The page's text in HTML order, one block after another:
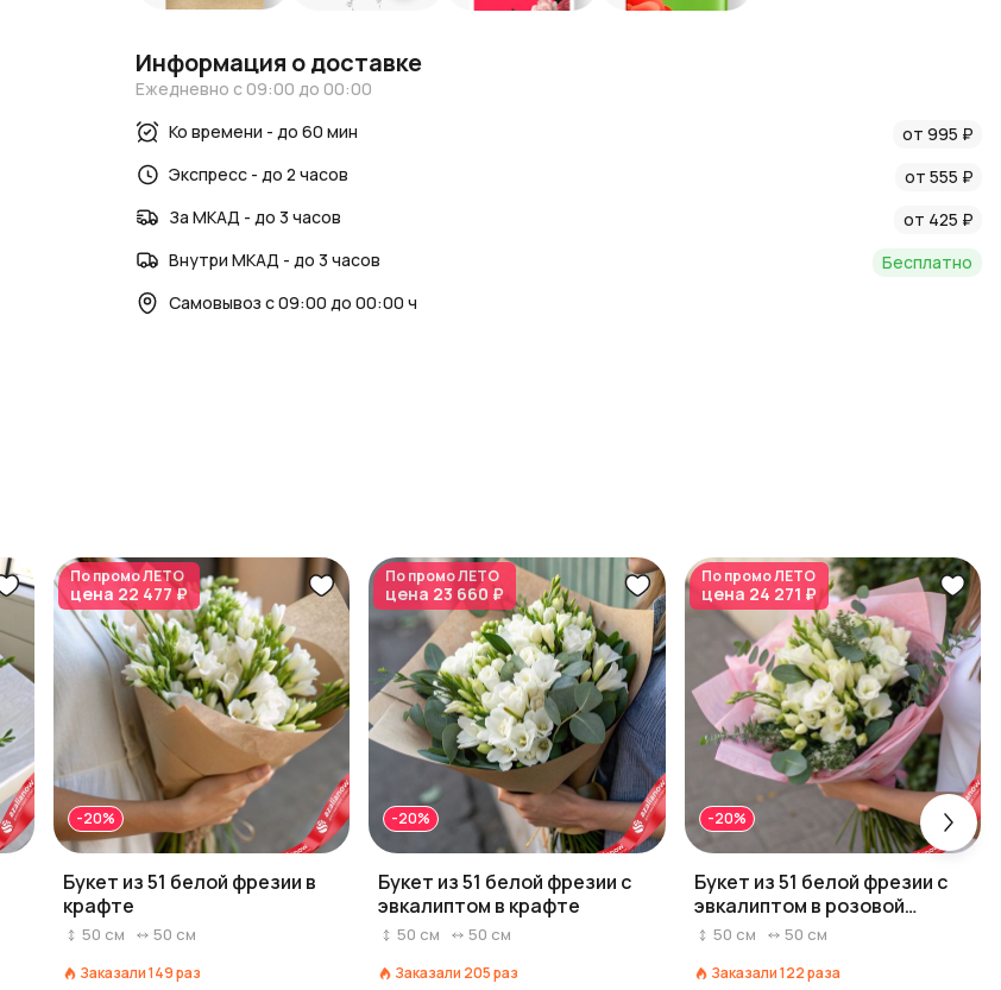
Информация о доставке
Ежедневно с 09:00 до 00:00
Ко времени - до 60 мин
от 995 ₽
Экспресс - до 2 часов
от 555 ₽
За МКАД - до 3 часов
от 425 ₽
Внутри МКАД - до 3 часов
Бесплатно
Самовывоз с 09:00 до 00:00 ч
По промоЛЕТО
цена 22 477 ₽
-20%
Букет из 51 белой фрезии в
крафте
50 см 50 см
Заказали149раз
По промоЛЕТО
цена 23 660 ₽
-20%
Букет из 51 белой фрезии с
эвкалиптом в крафте
50 см 50 см
Заказали 205раз
По промоЛЕТО
цена 24 271 ₽
-20%
Букет из 51 белой фрезии с
эвкалиптом в розовой
пленке
50 см 50 см
Заказали122раза